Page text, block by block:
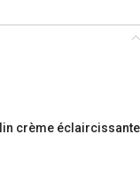
crème éclaircissante